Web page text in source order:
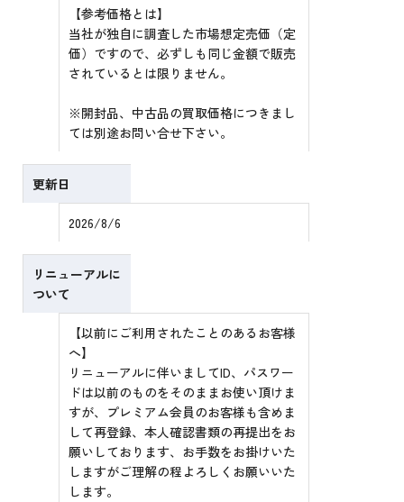
【参考価格とは】
当社が独自に調査した市場想定売価（定
価）ですので、必ずしも同じ金額で販売
されているとは限りません。
※開封品、中古品の買取価格につきまし
ては別途お問い合せ下さい。
更新日
2026/8/6
リニューアルに
ついて
【以前にご利用されたことのあるお客様
へ】
リニューアルに伴いましてID、パスワー
ドは以前のものをそのままお使い頂けま
すが、プレミアム会員のお客様も含めま
して再登録、本人確認書類の再提出をお
願いしております、お手数をお掛けいた
しますがご理解の程よろしくお願いいた
します。